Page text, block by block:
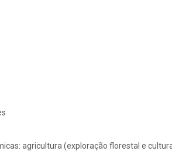
agricultura (exploração florestal e